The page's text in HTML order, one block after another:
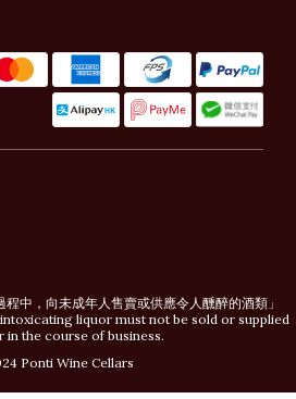
程中，向未成年人售賣或供應令人醺醉的酒類」
liquor must not be sold or supplied
in the course of business.
Ponti Wine Cellars